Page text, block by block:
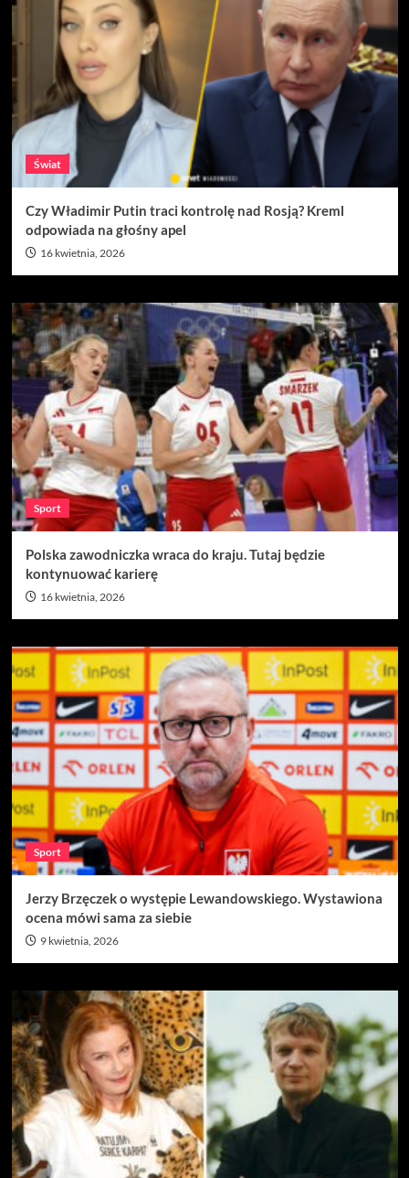
Świat
Czy Władimir Putin traci kontrolę nad Rosją? Kreml
odpowiada na głośny apel
16 kwietnia, 2026
Sport
Polska zawodniczka wraca do kraju. Tutaj będzie
kontynuować karierę
16 kwietnia, 2026
Sport
Jerzy Brzęczek o występie Lewandowskiego. Wystawiona
ocena mówi sama za siebie
9 kwietnia, 2026